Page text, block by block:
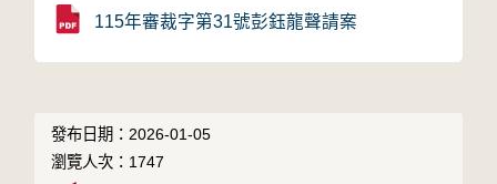
115年審裁字第31號彭鈺龍聲請案
發布日期：2026-01-05
瀏覽人次：1747